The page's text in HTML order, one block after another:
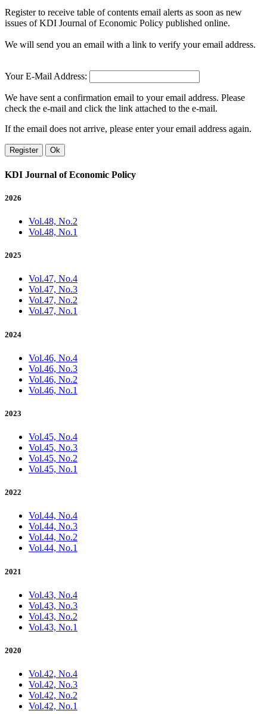
Register to receive table of contents email alerts as soon as new
issues of KDI Journal of Economic Policy published online.
We will send you an email with a link to verify your email address.
Your E-Mail Address:
We have sent a confirmation email to your email address. Please
check the e-mail and click the link attached to the e-mail.
If the email does not arrive, please enter your email address again.
Register Ok
KDI Journal of Economic Policy
2026
Vol.48, No.2
Vol.48, No.1
2025
Vol.47, No.4
Vol.47, No.3
Vol.47, No.2
Vol.47, No.1
2024
Vol.46, No.4
Vol.46, No.3
Vol.46, No.2
Vol.46, No.1
2023
Vol.45, No.4
Vol.45, No.3
Vol.45, No.2
Vol.45, No.1
2022
Vol.44, No.4
Vol.44, No.3
Vol.44, No.2
Vol.44, No.1
2021
Vol.43, No.4
Vol.43, No.3
Vol.43, No.2
Vol.43, No.1
2020
Vol.42, No.4
Vol.42, No.3
Vol.42, No.2
Vol.42, No.1